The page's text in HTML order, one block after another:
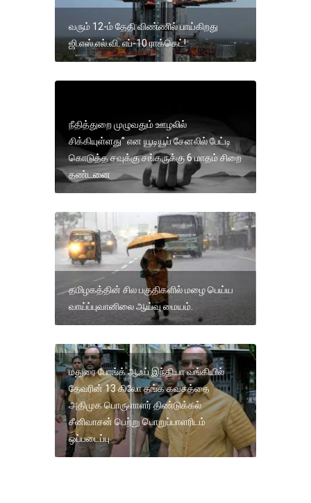
வரும் 12-ம் தேதி விண்ணில் பாய்கிறது
ஜி.எஸ்.எல்.வி. எப்-10 ராக்கெட்!
நீதித்துறை முழுவதும் ஊழலில்
சிக்கியுள்ளது” என யூடியூப் சேனலில் பேட்டி
கொடுத்த சவுக்கு சங்கருக்கு 6 மாதம் சிறை
தண்டனை
தமிழகத்தின் சில பகுதிகளில் மழை பெய்ய
வாய்ப்புவானிலை ஆய்வு மையம்.
மதுரை போங்க் ஆஃப் இந்தியா வங்கியில்
தேவரின் 13 கிலோ தங்க கவசத்தை
அதிமுக பொருளாளர் திண்டுக்கல்
சீனிவாசன் பெற்று பொறுப்பாளரிடம்
ஒப்படைப்பு